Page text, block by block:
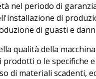
nel periodo di
di
di guasti e
qualità della
prodotti o le
di materiali scadenti,